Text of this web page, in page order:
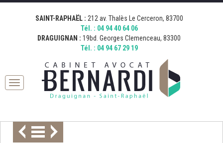
[google_map address="19 Boulevard Georges Clemenceau, 83300
Draguignan, France" zoom="15" desc="AVOCAT BERNARDI
DRAGUIGNAN" icon="http://bernardi.demo.comkwatt.com/wp-
content/uploads/2015/11/icon_map.png" ]
[google_map address="212 Avenue Thalès, 83700 Saint-Raphaël,
France" zoom="15" desc="AVOCAT BERNARDI SAINT RAPHAEL"
icon="http://bernardi.demo.comkwatt.com/wp-
content/uploads/2015/11/icon_map.png" ]
SAINT-RAPHAËL : 212 av. Thalès Le Cerceron, 83700
Tél. : 04 94 40 64 06
DRAGUIGNAN : 19bd. Georges Clemenceau, 83300
Tél. : 04 94 67 29 19
Toggle